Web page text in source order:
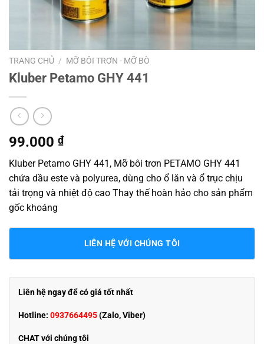
TRANG CHỦ / MỠ BÔI TRƠN - MỠ BÒ
Kluber Petamo GHY 441
99.000 ₫
Kluber Petamo GHY 441, Mỡ bôi trơn PETAMO GHY 441
chứa dầu este và polyurea, dùng cho ổ lăn và ổ trục chịu
tải trọng và nhiệt độ cao Thay thế hoàn hảo cho sản phẩm
gốc khoáng
LIÊN HỆ VỚI CHÚNG TÔI
Liên hệ ngay để có giá tốt nhất
Hotline: 0937664495(Zalo, Viber)
CHAT với chúng tôi